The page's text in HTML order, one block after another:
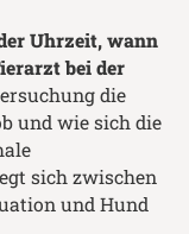
Uhrzeit, wann
bei der
die
und wie sich die
sich zwischen
und Hund